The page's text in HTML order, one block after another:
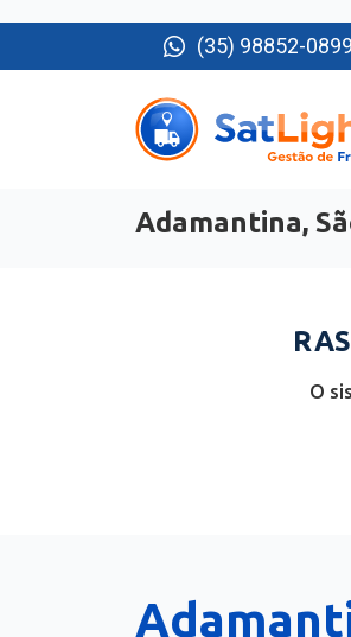
(35) 98852-
Adamantina,
O